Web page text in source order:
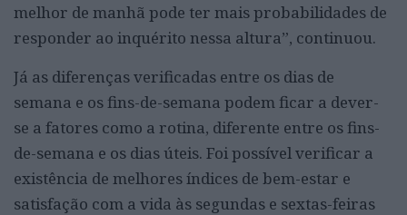
melhor de manhã pode ter mais probabilidades de
responder ao inquérito nessa altura”, continuou.
Já as diferenças verificadas entre os dias de
semana e os fins-de-semana podem ficar a dever-
se a fatores como a rotina, diferente entre os fins-
de-semana e os dias úteis. Foi possível verificar a
existência de melhores índices de bem-estar e
satisfação com a vida às segundas e sextas-feiras